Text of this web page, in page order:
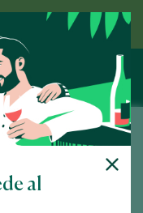
de un experto
29400 - Málaga
al